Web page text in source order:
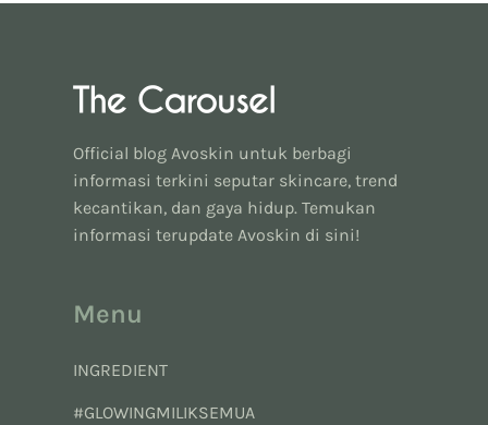
Official blog Avoskin untuk berbagi
informasi terkini seputar skincare, trend
kecantikan, dan gaya hidup. Temukan
informasi terupdate Avoskin di sini!
Menu
INGREDIENT
#GLOWINGMILIKSEMUA